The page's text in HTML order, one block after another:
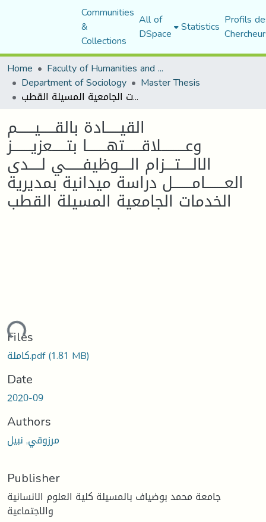
Communities
&
Collections
All of
DSpace Statistics Profils
Home
Faculty of Humanities and Social Sciences
Department of Sociology Master Thesis
القيــــــادة بالقــــــيـــــــم وعــــــــــلاقـــــــتهــــــــا بتــــــعزيــــــــز الالـــــتــــزام الـــــوظيفـــــــي لـــــدى العــــــــامــــــــل دراسة ميدانية بمديرية الخدمات الجامعية المسيلة القطب
القيــــــادة بالقــــــيـــــــم
وعــــــــــلاقـــــــتهــــــــا بتــــــعزيــــــــز
الالـــــتــــزام الـــــوظيفـــــــي لـــــدى
العــــــــامــــــــل دراسة ميدانية بمديرية
الخدمات الجامعية المسيلة القطب
Files
كاملة.pdf(1.81 MB)
Date
2020-09
Authors
مرزوقي, نبيل
Publisher
جامعة محمد بوضياف بالمسيلة كلية العلوم الانسانية
والاجتماعية